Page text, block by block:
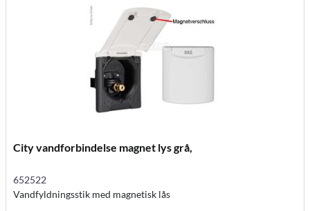
City vandforbindelse magnet lys grå,
652522
Vandfyldningsstik med magnetisk lås